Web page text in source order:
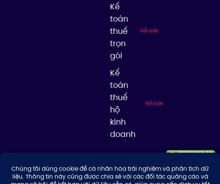
Kế
toán
thuế
trọn
gói
Nổi bật
Kế
toán
thuế
hộ
kinh
doanh
Nổi bật